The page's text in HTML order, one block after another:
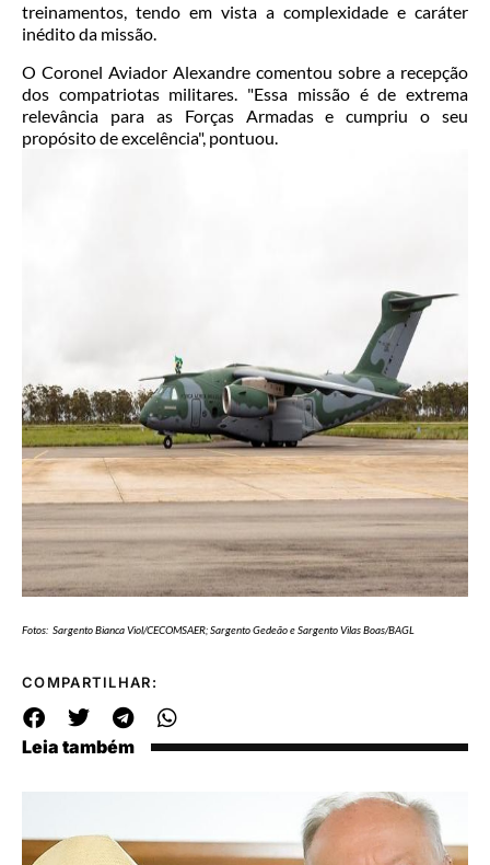
treinamentos, tendo em vista a complexidade e caráter
inédito da missão.
O Coronel Aviador Alexandre comentou sobre a recepção
dos compatriotas militares. "Essa missão é de extrema
relevância para as Forças Armadas e cumpriu o seu
propósito de excelência", pontuou.
Fotos: Sargento Bianca Viol/CECOMSAER; Sargento Gedeão e Sargento Vilas Boas/BAGL
COMPARTILHAR:
Leia também